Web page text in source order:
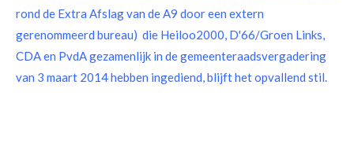
rond de Extra Afslag van de A9 door een extern
gerenommeerd bureau) die Heiloo2000, D'66/Groen Links,
CDA en PvdA gezamenlijk in de gemeenteraadsvergadering
van 3 maart 2014 hebben ingediend, blijft het opvallend stil.